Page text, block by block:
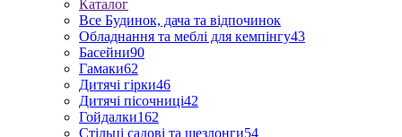
Каталог
Все Будинок, дача та відпочинок
Обладнання та меблі для кемпінгу43
Басейни90
Гамаки62
Дитячі гірки46
Дитячі пісочниці42
Гойдалки162
Стільці садові та шезлонги54